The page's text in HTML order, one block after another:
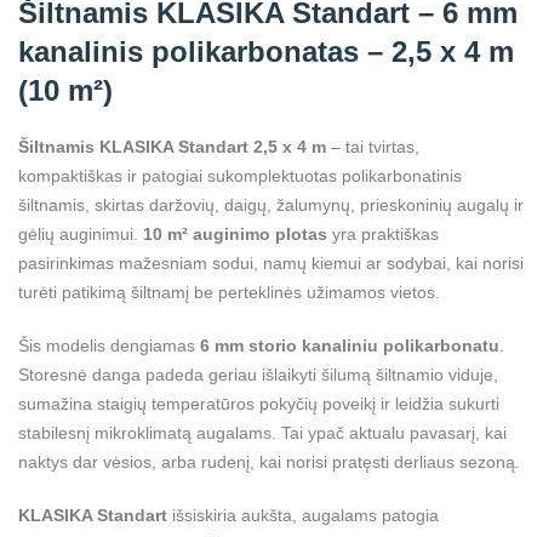
Šiltnamis KLASIKA Standart – 6 mm
kanalinis polikarbonatas – 2,5 x 4 m
(10 m²)
Šiltnamis KLASIKA Standart 2,5 x 4 m – tai tvirtas,
kompaktiškas ir patogiai sukomplektuotas polikarbonatinis
šiltnamis, skirtas daržovių, daigų, žalumynų, prieskoninių augalų ir
gėlių auginimui. 10 m² auginimo plotas yra praktiškas
pasirinkimas mažesniam sodui, namų kiemui ar sodybai, kai norisi
turėti patikimą šiltnamį be perteklinės užimamos vietos.
Šis modelis dengiamas 6 mm storio kanaliniu polikarbonatu
Storesnė danga padeda geriau išlaikyti šilumą šiltnamio viduje,
sumažina staigių temperatūros pokyčių poveikį ir leidžia sukurti
stabilesnį mikroklimatą augalams. Tai ypač aktualu pavasarį, kai
naktys dar vėsios, arba rudenį, kai norisi pratęsti derliaus sezoną.
KLASIKA Standart išsiskiria aukšta, augalams patogia